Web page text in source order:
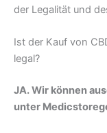
der Legalität und
Ist der Kauf von
legal?
JA. Wir können
unter